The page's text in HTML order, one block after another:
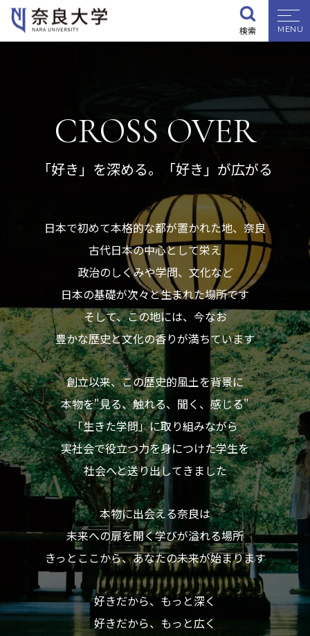
検索
研究・地域連携
附属施設
受験生の方へ 在学生の方へ
卒業生の方へ 一般・企業の方
地歴甲子園 法人本部
ホーム 大学紹介
CROSS OVER
「好き」を深める。「好き」が広がる
日本で初めて本格的な都が置かれた地、奈良
古代日本の中心として栄え
政治のしくみや学問、文化など
日本の基礎が次々と生まれた場所です
そして、この地には、今なお
豊かな歴史と文化の香りが満ちています
創立以来、この歴史的風土を背景に
本物を"見る、触れる、聞く、感じる"
「生きた学問」に取り組みながら
実社会で役立つ力を身につけた学生を
社会へと送り出してきました
本物に出会える奈良は
未来への扉を開く学びが溢れる場所
きっとここから、あなたの未来が始まります
好きだから、もっと深く
好きだから、もっと広く